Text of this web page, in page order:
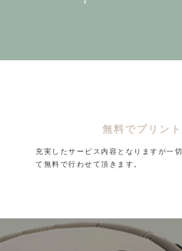
無料でプリン
充実したサービス内容となりますが一
て無料で行わせて頂きます。